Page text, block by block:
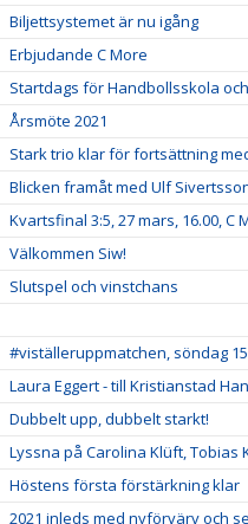
Biljettsystemet är nu igång
Erbjudande C More
Startdags för Handbollsskola
Årsmöte 2021
Stark trio klar för fortsättning
Blicken framåt med Ulf
Kvartsfinal 3:5, 27 mars, 16.00, C
Välkommen Siw!
Slutspel och vinstchans
#viställeruppmatchen, söndag
Laura Eggert - till Kristianstad
Dubbelt upp, dubbelt starkt!
Lyssna på Carolina Klüft, Tobias
Höstens första förstärkning klar
2021 inleds med nyförvärv och